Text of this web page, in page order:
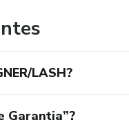
LASH?
Garantia”?